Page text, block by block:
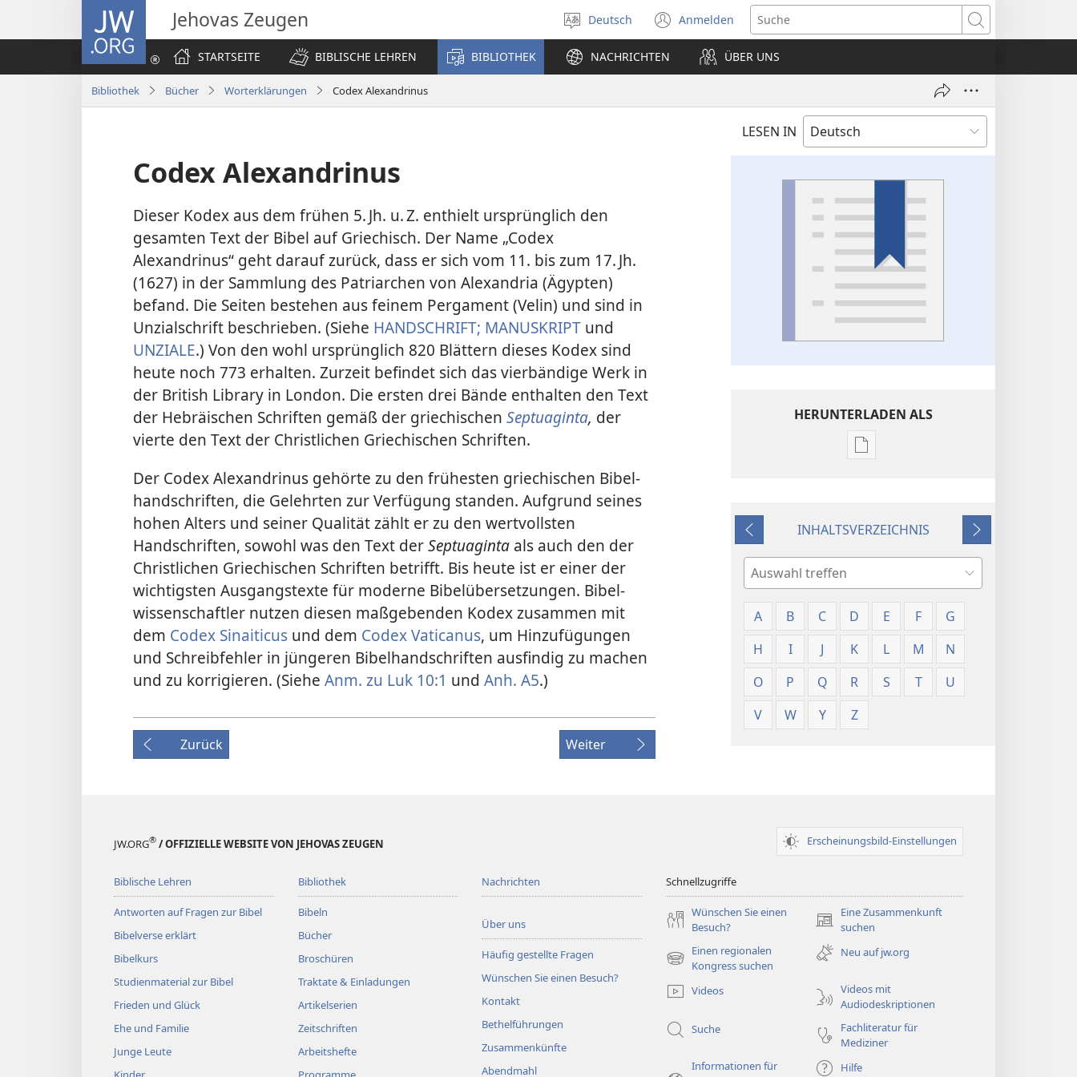
JW.ORG Jehovas Zeugen
Sprache
auswählen
Deutsch Anmelden
(öffnet
neues
Fenster)
Suche
STARTSEITE
BIBLISCHE LEHREN BIBLIOTHEK NACHRICHTEN ÜBER UNS
Bibliothek Bücher Worterklärungen Codex Alexandrinus
LESEN IN
Codex Alexandrinus
Dieser Kodex aus dem frühen 5. Jh. u. Z. enthielt ursprünglich den
gesamten Text der Bibel auf Griechisch. Der Name „Codex
Alexandrinus“ geht darauf zurück, dass er sich vom 11. bis zum 17. Jh.
(1627) in der Sammlung des Patriarchen von Alexandria (Ägypten)
befand. Die Seiten bestehen aus feinem Pergament (Velin) und sind in
Unzialschrift beschrieben. (Siehe HANDSCHRIFT; MANUSKRIPT und
UNZIALE.) Von den wohl ursprünglich 820 Blättern dieses Kodex sind
heute noch 773 erhalten. Zurzeit befindet sich das vierbändige Werk in
der British Library in London. Die ersten drei Bände enthalten den Text
der Hebräischen Schriften gemäß der griechischen Septuaginta, der
vierte den Text der Christlichen Griechischen Schriften.
Der Codex Alexandrinus gehörte zu den frühesten griechischen Bibel­
handschriften, die Gelehrten zur Verfügung standen. Aufgrund seines
hohen Alters und seiner Qualität zählt er zu den wertvollsten
Handschriften, sowohl was den Text derSeptuaginta als auch den der
Christlichen Griechischen Schriften betrifft. Bis heute ist er einer der
wichtigsten Ausgangstexte für moderne Bibel­übersetzungen. Bibel­
wissenschaftler nutzen diesen maßgebenden Kodex zusammen mit
dem Codex Sinaiticus und dem Codex Vaticanus, um Hinzufügungen
und Schreibfehler in jüngeren Bibel­handschriften ausfindig zu machen
und zu korrigieren. (Siehe Anm. zu Luk 10:1 und Anh. A5.)
Zurück Weiter
HERUNTERLADEN ALS
Downloadoptionen
Worterklärungen
Zurück
INHALTSVERZEICHNIS
Weiter
Suche
A
B C D E F
G
H
I J K L M
N
O
P Q R S T
U
V
W Y Z
JW.ORG® / OFFIZIELLE WEBSITE VON JEHOVAS ZEUGEN Erscheinungsbild-Einstellungen
Biblische Lehren
Antworten auf Fragen zur Bibel
Bibelverse erklärt
Bibelkurs
Studienmaterial zur Bibel
Frieden und Glück
Ehe und Familie
Junge Leute
Bibliothek
Bibeln
Bücher
Broschüren
Traktate & Einladungen
Artikelserien
Zeitschriften
Arbeitshefte
Nachrichten
Über uns
Häufig gestellte Fragen
Wünschen Sie einen Besuch?
Kontakt
Bethelführungen
Zusammenkünfte
Abendmahl
Schnellzugriffe
Wünschen Sie einen
Besuch?
Eine Zusammenkunft
suchen
(öffnet
neues
Fenster)
Einen regionalen
Kongress suchen
(öffnet
Fenster)
Neu auf jw.org
Videos
Videos mit
Audiodeskriptionen
Suche
Fachliteratur für
Mediziner
Informationen für
Hilfe